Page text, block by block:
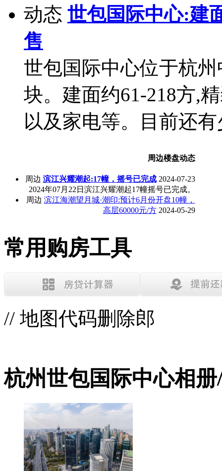
动态 世包国际中心:建
售
世包国际中心位于杭
块。建面约61-218方,
以及家电等。目前还
周边楼盘动态
周边 滨江兴耀潮起:17幢，摇号已完成 2024-07-23
2024年07月22日滨江兴耀潮起17幢摇号已完成。
周边 滨江海潮望月城·潮印:预计6月份开盘10幢，
高层60000元/方 2024-05-29
常用购房工具
// 地图代码删除郎
杭州世包国际中心相